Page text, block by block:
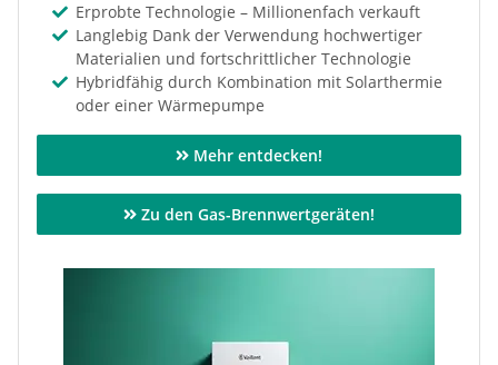
Erprobte Technologie – Millionenfach verkauft
Langlebig Dank der Verwendung hochwertiger
Materialien und fortschrittlicher Technologie
Hybridfähig durch Kombination mit Solarthermie
oder einer Wärmepumpe
Mehr entdecken!
Zu den Gas-Brennwertgeräten!